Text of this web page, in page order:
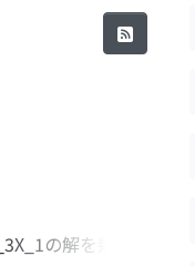
の解を幾何学